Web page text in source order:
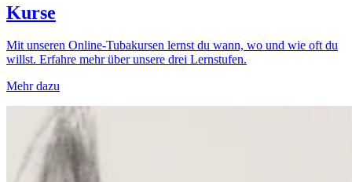
Kurse
Mit unseren Online-Tubakursen lernst du wann, wo und wie oft du
willst. Erfahre mehr über unsere drei Lernstufen.
Mehr dazu